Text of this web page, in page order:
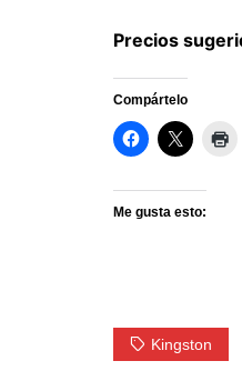
Precios
Compártelo
Me gusta esto:
Kingston